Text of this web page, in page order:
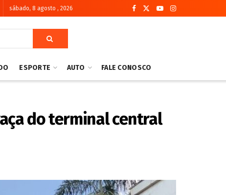
sábado, 8 agosto , 2026
ESPORTE AUTO FALE CONOSCO
do terminal central